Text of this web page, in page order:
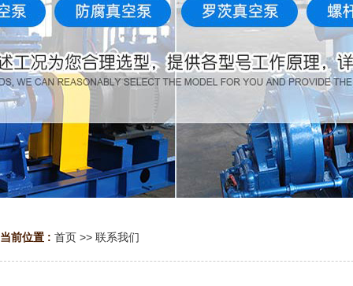
当前位置 : 首页 >> 联系我们